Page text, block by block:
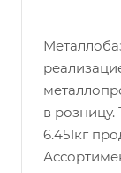
в
6.451кг